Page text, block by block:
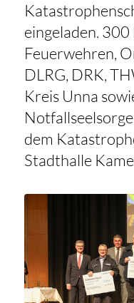
eingeladen.
Feuerwehren,
DLRG, DRK,
Kreis Unna
dem
Stadthalle